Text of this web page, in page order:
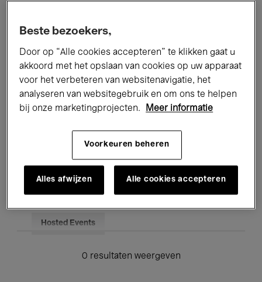
Performances Lezingen & Debatten
Jazz Klassieke Muziek Global Music
Onderwijs Rondleidingen
Hosted Events
0 resultaten weergeven
Beste bezoekers,
Door op “Alle cookies accepteren” te klikken gaat u
akkoord met het opslaan van cookies op uw apparaat
voor het verbeteren van websitenavigatie, het
analyseren van websitegebruik en om ons te helpen
bij onze marketingprojecten.
Meer informatie
Voorkeuren beheren
Alles afwijzen Alle cookies accepteren